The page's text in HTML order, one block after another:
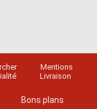
Mentions
Livraison
Bons plans